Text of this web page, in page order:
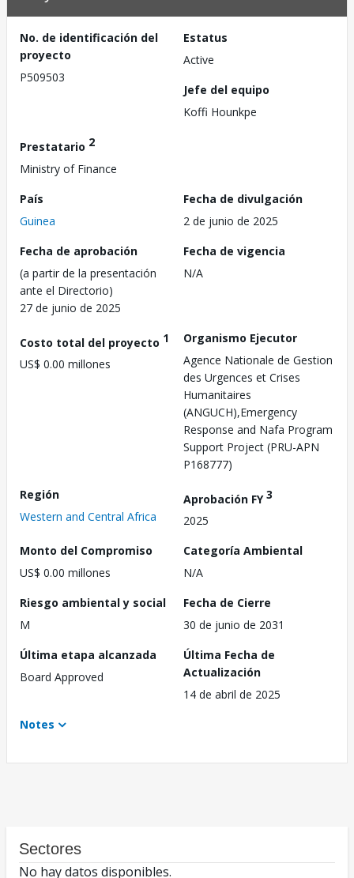
No. de identificación del
proyecto
P509503
Estatus
Active
Jefe del equipo
Koffi Hounkpe
Prestatario 2
Ministry of Finance
País
Guinea
Fecha de divulgación
2 de junio de 2025
Fecha de aprobación
(a partir de la presentación
ante el Directorio)
27 de junio de 2025
Fecha de vigencia
N/A
Costo total del proyecto 1
US$ 0.00 millones
Organismo Ejecutor
Agence Nationale de Gestion
des Urgences et Crises
Humanitaires
(ANGUCH),Emergency
Response and Nafa Program
Support Project (PRU-APN
P168777)
Región
Western and Central Africa
Aprobación FY3
2025
Monto del Compromiso
US$ 0.00 millones
Categoría Ambiental
N/A
Riesgo ambiental y social
M
Fecha de Cierre
30 de junio de 2031
Última etapa alcanzada
Board Approved
Última Fecha de
Actualización
14 de abril de 2025
Notes
Sectores
No hay datos disponibles.